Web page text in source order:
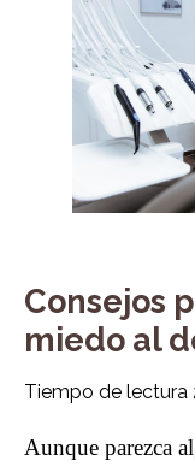
Consejos
miedo al
Tiempo de lectura
Aunque parezca